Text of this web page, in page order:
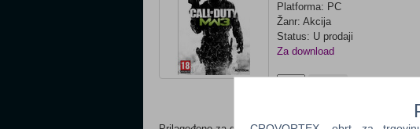
Platforma: PC
Žanr: Akcija
Status: U prodaji
Za download